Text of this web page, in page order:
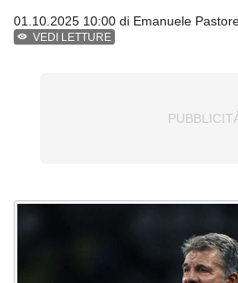
01.10.2025 10:00 di Emanuele
VEDI LETTURE